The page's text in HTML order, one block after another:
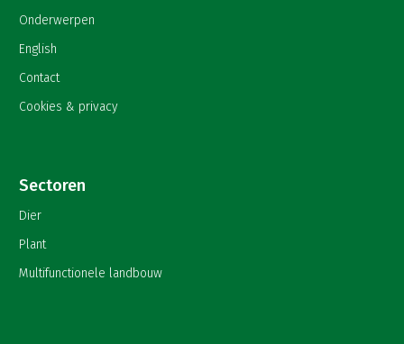
Onderwerpen
English
Contact
Cookies & privacy
Sectoren
Dier
Plant
Multifunctionele landbouw